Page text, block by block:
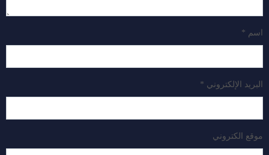
اسم *
البريد الإلكتروني *
موقع الكتروني